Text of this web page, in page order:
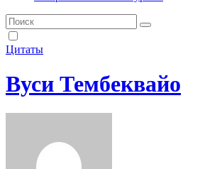
Цитаты
Вуси Тембеквайо